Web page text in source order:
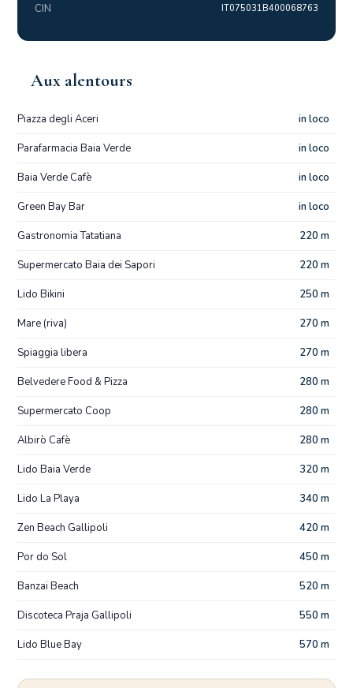
CIN IT075031B400068763
Aux alentours
Piazza degli Aceri in loco
Parafarmacia Baia Verde in loco
Baia Verde Cafè in loco
Green Bay Bar in loco
Gastronomia Tatatiana 220 m
Supermercato Baia dei Sapori 220 m
Lido Bikini 250 m
Mare (riva) 270 m
Spiaggia libera 270 m
Belvedere Food & Pizza 280 m
Supermercato Coop 280 m
Albirò Cafè 280 m
Lido Baia Verde 320 m
Lido La Playa 340 m
Zen Beach Gallipoli 420 m
Por do Sol 450 m
Banzai Beach 520 m
Discoteca Praja Gallipoli 550 m
Lido Blue Bay 570 m